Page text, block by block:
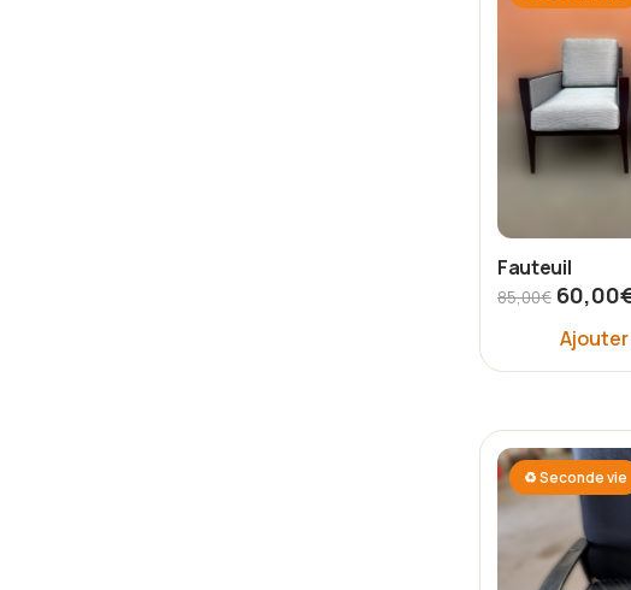
Fauteuil
85,00€ 60,00
♻ Seconde vie